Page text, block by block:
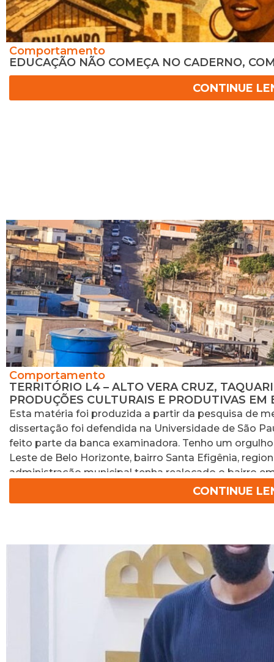
Comportamento
EDUCAÇÃO NÃO COMEÇA NO CADERNO,
CONTINUE
Comportamento
TERRITÓRIO L4 – ALTO VERA CRUZ,
PRODUÇÕES CULTURAIS E PRODUTIVAS EM
Esta matéria foi produzida a partir da pesquisa de
dissertação foi defendida na Universidade de São
feito parte da banca examinadora. Tenho um
Leste de Belo Horizonte, bairro Santa Efigênia,
administração municipal tenha realocado o bairro
em defender que este é um bairro da regional leste.
CONTINUE